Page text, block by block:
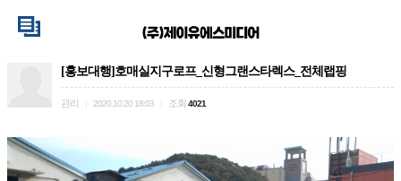
[홍보대행]호매실지구로프_신형그랜스타렉스_전체랩핑
관리 2020.10.20 18:03 조회 4021